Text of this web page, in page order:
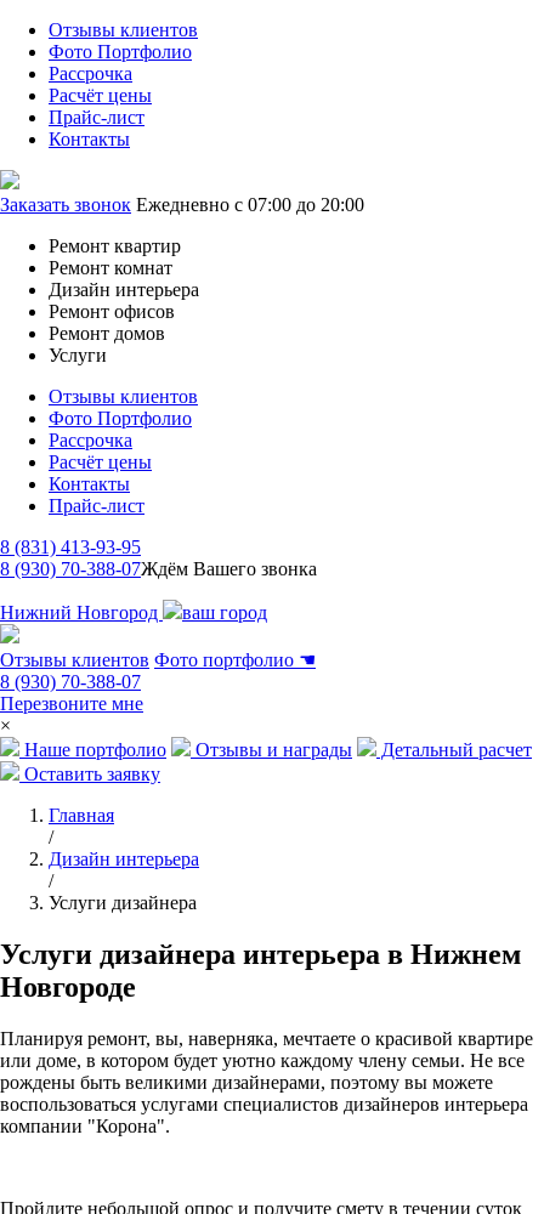
Отзывы клиентов
Фото Портфолио
Рассрочка
Расчёт цены
Прайс-лист
Контакты
Заказать звонок Ежедневно с 07:00 до 20:00
Ремонт квартир
Ремонт комнат
Дизайн интерьера
Ремонт офисов
Ремонт домов
Услуги
Отзывы клиентов
Фото Портфолио
Рассрочка
Расчёт цены
Контакты
Прайс-лист
8 (831) 413-93-95
8 (930) 70-388-07Ждём Вашего звонка
Нижний Новгород ваш город
Отзывы клиентов Фото портфолио ☚
8 (930) 70-388-07
Перезвоните мне
×
Наше портфолио
Отзывы и награды
Детальный расчет
Оставить заявку
Главная
/
Дизайн интерьера
/
Услуги дизайнера
Услуги дизайнера интерьера в Нижнем
Новгороде
Планируя ремонт, вы, наверняка, мечтаете о красивой квартире
или доме, в котором будет уютно каждому члену семьи. Не все
рождены быть великими дизайнерами, поэтому вы можете
воспользоваться услугами специалистов дизайнеров интерьера
компании "Корона".
Пройдите небольшой опрос и получите смету в течении суток